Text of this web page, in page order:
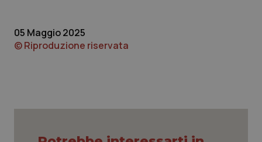
Sicilia
Umbria
Neuroscienze & patologie neurodegenerative
Oftalmologia
05 Maggio 2025
© Riproduzione riservata